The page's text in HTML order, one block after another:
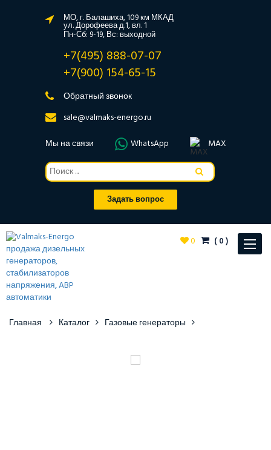
МО, г. Балашиха, 109 км МКАД
ул. Дорофеева д.1, вл. 1
Пн-Сб: 9-19, Вс: выходной
+7(495) 888-07-07
+7(900) 154-65-15
Обратный звонок
sale@valmaks-energo.ru
Мы на связи
WhatsApp MAX
Задать вопрос
Toggle
0 (0)
Главная Каталог Газовые генераторы